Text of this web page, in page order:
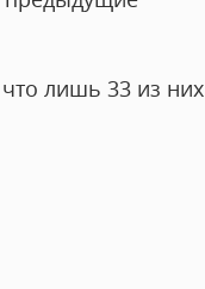
лишь 33 из них